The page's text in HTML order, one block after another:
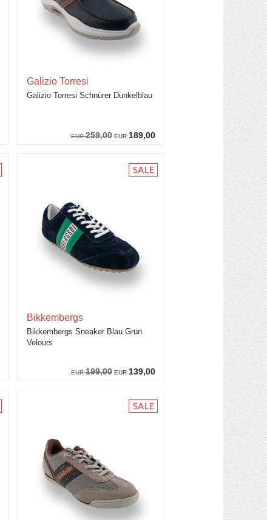
EUR259,00 EUR 189,00
Galizio Torresi
Galizio Torresi Schnürer Dunkelblau
EUR199,00 EUR 139,00
Bikkembergs
Bikkembergs Sneaker Blau Grün
Velours